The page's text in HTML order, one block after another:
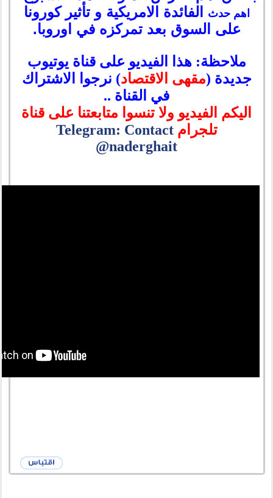
اهم حدث
الفائدة الامريكية و تأثير كورونا
على السوق بعد تمركزه في اوروبا.
ملاحظة: هذا الفيديو على قناة يوتيوب
جديدة (مقهى الاقتصاد) نرجوا الاشتراك
في القناة ..
اليكم الفيديو ولا تنسوا متابعتنا على قناة
تلجرامTelegram: Contact
@naderghait